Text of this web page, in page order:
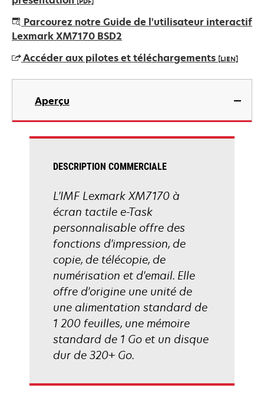
s’ouvre
dans
nouvel
onglet
Parcourez notre Guide de l'utilisateur interactif
Lexmark XM7170 BSD2
Accéder aux pilotes et téléchargements [LIEN]
s’ouvre
nouvel
onglet
Aperçu
DESCRIPTION COMMERCIALE
L'IMF Lexmark XM7170 à
écran tactile e-Task
personnalisable offre des
fonctions d'impression, de
copie, de télécopie, de
numérisation et d'email. Elle
offre d'origine une unité de
une alimentation standard de
1 200 feuilles, une mémoire
standard de 1 Go et un disque
dur de 320+ Go.